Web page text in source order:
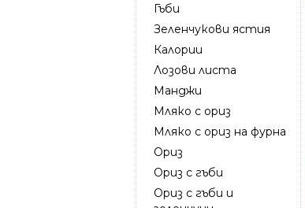
Гъби
Зеленчукови ястия
Калории
Лозови листа
Манджи
Мляко с ориз
Мляко с ориз на фурна
Ориз
Ориз с гъби
Ориз с гъби и